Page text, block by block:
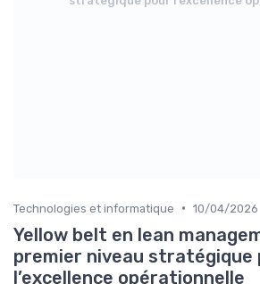
Technologies et informatique • 10/04/2026
Yellow belt en lean
premier niveau stratégique
l’excellence opérationnelle